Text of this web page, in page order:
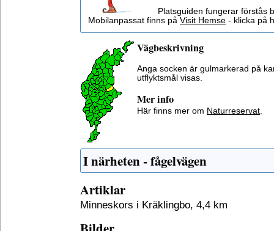
Platsguiden fungerar förstås
Mobilanpassat finns på Visit Hemse - klicka på
Vägbeskrivning
Anga socken är gulmarkerad på
utflyktsmål visas.
Mer info
Här finns mer om Naturreservat.
I närheten - fågelvägen
Artiklar
Minneskors i Kräklingbo, 4,4 km